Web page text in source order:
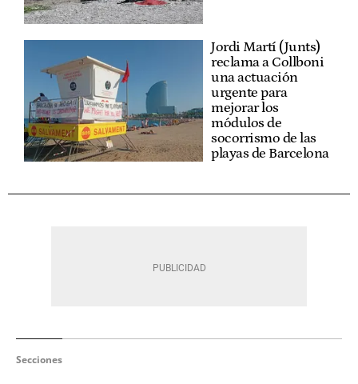
Jordi Martí (Junts)
reclama a Collboni
una actuación
urgente para
mejorar los
módulos de
socorrismo de las
playas de Barcelona
Secciones